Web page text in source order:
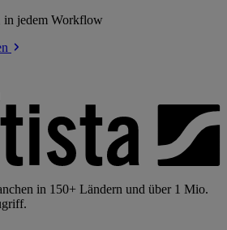
in jedem Workflow
in 150+ Ländern und über 1 Mio.